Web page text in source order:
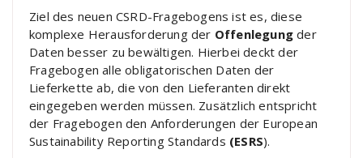
Ziel des neuen CSRD-Fragebogens ist es, diese
komplexe Herausforderung der Offenlegung der
Daten besser zu bewältigen. Hierbei deckt der
Fragebogen alle obligatorischen Daten der
Lieferkette ab, die von den Lieferanten direkt
eingegeben werden müssen. Zusätzlich entspricht
der Fragebogen den Anforderungen der European
Sustainability Reporting Standards (ESRS).